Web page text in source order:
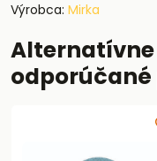
Výrobca: Mirka